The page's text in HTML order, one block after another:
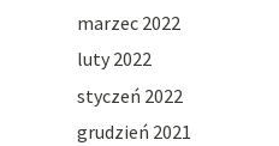
marzec 2022
luty 2022
styczeń 2022
grudzień 2021